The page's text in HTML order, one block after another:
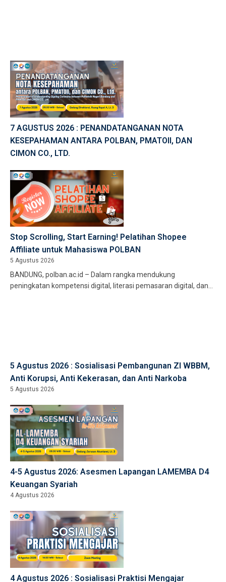
7 AGUSTUS 2026 : PENANDATANGANAN NOTA
KESEPAHAMAN ANTARA POLBAN, PMATOII, DAN
CIMON CO., LTD.
Stop Scrolling, Start Earning! Pelatihan Shopee
Affiliate untuk Mahasiswa POLBAN
5 Agustus 2026
BANDUNG, polban.ac.id – Dalam rangka mendukung
peningkatan kompetensi digital, literasi pemasaran digital, dan
5 Agustus 2026 : Sosialisasi Pembangunan ZI WBBM,
Anti Korupsi, Anti Kekerasan, dan Anti Narkoba
5 Agustus 2026
4-5 Agustus 2026: Asesmen Lapangan LAMEMBA D4
Keuangan Syariah
4 Agustus 2026
4 Agustus 2026 : Sosialisasi Praktisi Mengajar